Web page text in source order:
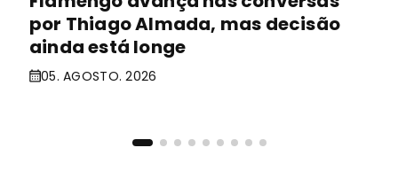
por Thiago Almada, mas decisão
ainda está longe
05. AGOSTO. 2026